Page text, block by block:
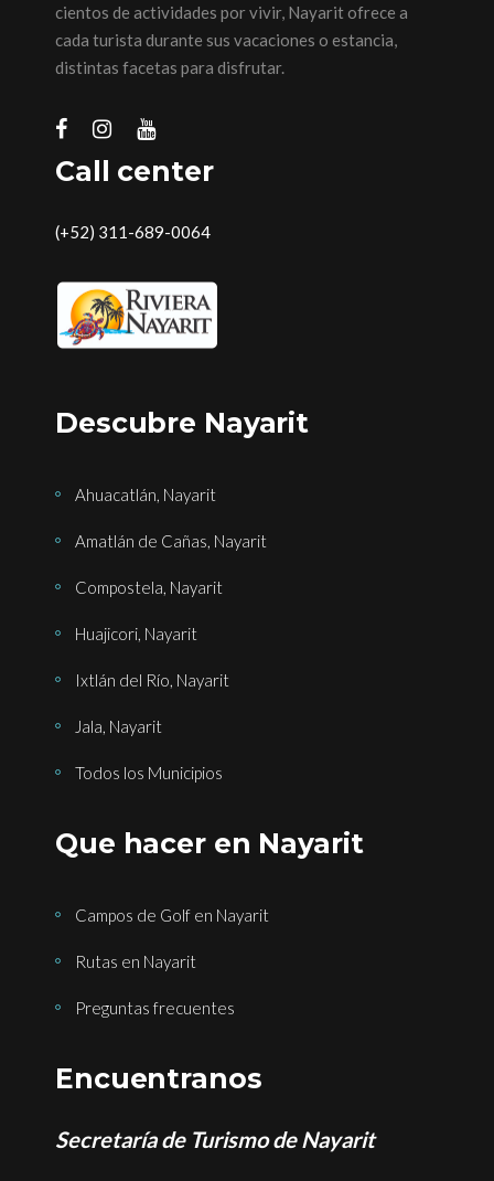
cientos de actividades por vivir, Nayarit ofrece a
cada turista durante sus vacaciones o estancia,
distintas facetas para disfrutar.
Call center
(+52) 311-689-0064
Descubre Nayarit
Ahuacatlán, Nayarit
Amatlán de Cañas, Nayarit
Compostela, Nayarit
Huajicori, Nayarit
Ixtlán del Río, Nayarit
Jala, Nayarit
Todos los Municipios
Que hacer en Nayarit
Campos de Golf en Nayarit
Rutas en Nayarit
Preguntas frecuentes
Encuentranos
Secretaría de Turismo de Nayarit